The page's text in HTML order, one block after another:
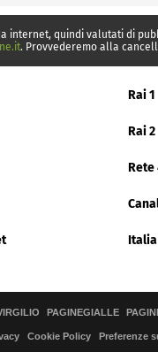
internet, quindi valutati di
. Provvederemo alla
Rai 1
Rai 2
Rete
Italia
PAGINEGIALLE
Cookie Policy Preferenze